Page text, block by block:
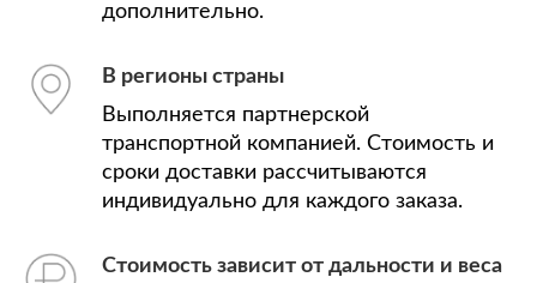
дополнительно.
В регионы страны
Выполняется партнерской
транспортной компанией. Стоимость и
сроки доставки рассчитываются
индивидуально для каждого заказа.
Стоимость зависит от дальности и веса